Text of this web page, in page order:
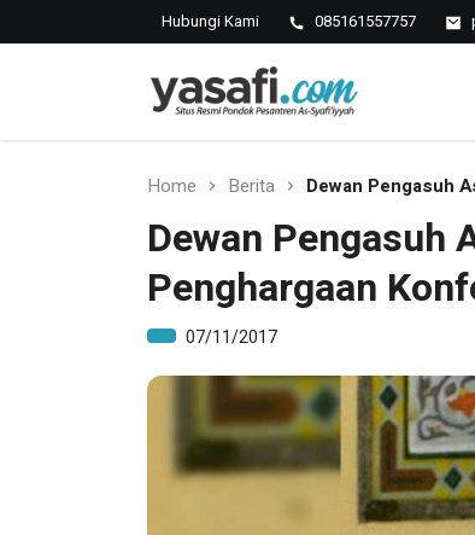
Hubungi Kami 085161557757
Home Berita Dewan Pengasuh
Dewan Pengasuh
Penghargaan
07/11/2017